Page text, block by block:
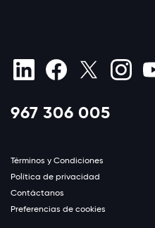
967 306 005
Términos y Condiciones
Política de privacidad
Contáctanos
Preferencias de cookies